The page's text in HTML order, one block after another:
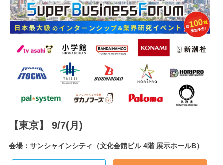
【東京】 9/7(月)
会場：サンシャインシティ（文化会館ビル 4階 展示ホールB）